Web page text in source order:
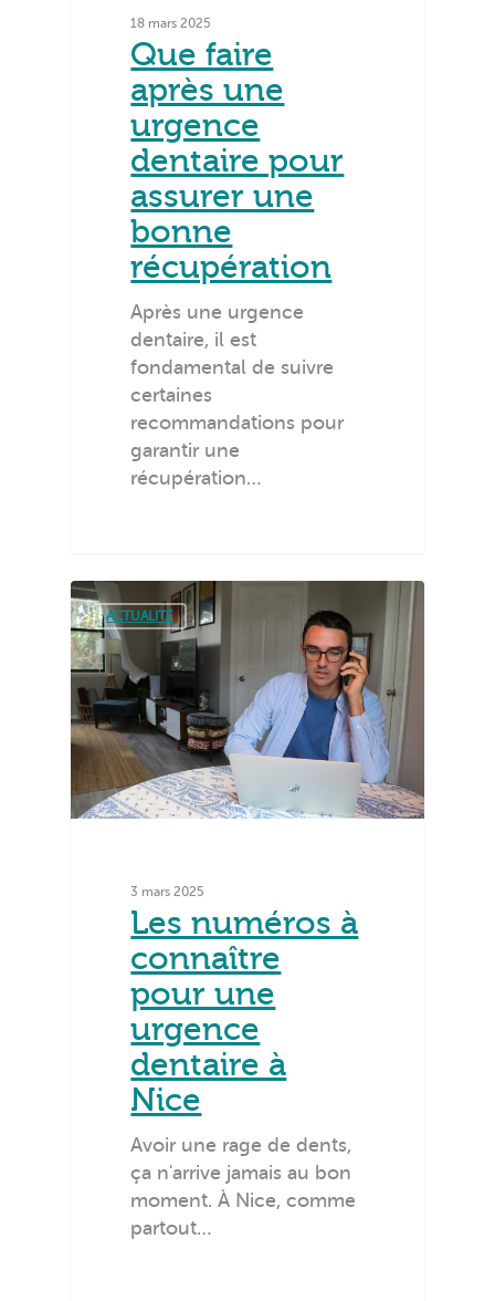
18 mars 2025
Que faire
après une
urgence
dentaire pour
assurer une
bonne
récupération
Après une urgence
dentaire, il est
fondamental de suivre
certaines
recommandations pour
garantir une
récupération…
ACTUALITÉ
3 mars 2025
Les numéros à
connaître
pour une
urgence
dentaire à
Nice
Avoir une rage de dents,
ça n'arrive jamais au bon
moment. À Nice, comme
partout…